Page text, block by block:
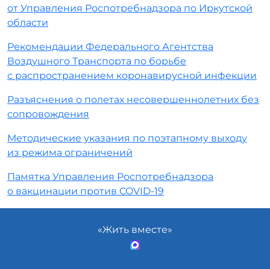
от Управления Роспотребнадзора по Иркутской
области
Рекомендации Федерального Агентства
Воздушного Транспорта по борьбе
с распространением коронавирусной инфекции
Разъяснения о полетах несовершеннолетних без
сопровождения
Методические указания по поэтапному выходу
из режима ограничений
Памятка Управления Роспотребнадзора
о вакцинации против COVID-19
«Жить вместе»